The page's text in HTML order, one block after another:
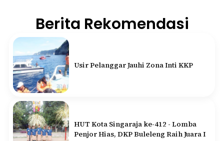
Berita Rekomendasi
Usir Pelanggar Jauhi Zona Inti KKP
HUT Kota Singaraja ke-412 - Lomba
Penjor Hias, DKP Buleleng Raih Juara I